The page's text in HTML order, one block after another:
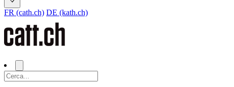
FR (cath.ch) DE (kath.ch)